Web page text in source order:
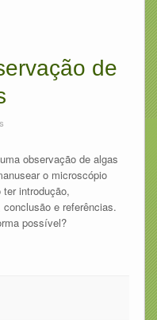
de
observação de algas
o microscópio
introdução,
e referências.
possível?